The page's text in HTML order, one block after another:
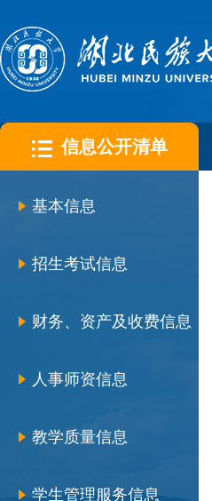
信息公开清单
基本信息
招生考试信息
财务、资产及收费信息
人事师资信息
教学质量信息
学生管理服务信息